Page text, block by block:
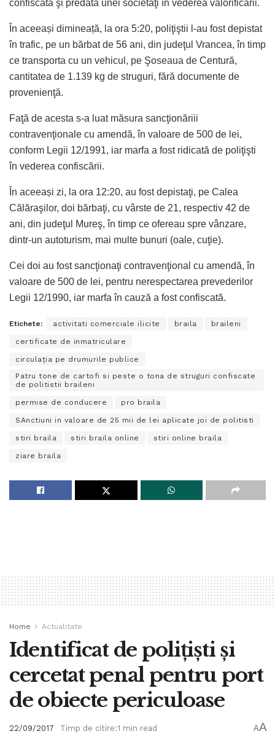
confiscată şi predată unei societăţi în vederea valorificării.
În aceeași dimineață, la ora 5:20, poliţiştii l-au fost depistat
în trafic, pe un bărbat de 56 ani, din judeţul Vrancea, în timp
ce transporta cu un vehicul, pe Şoseaua de Centură,
cantitatea de 1.139 kg de struguri, fără documente de
provenienţă.
Faţă de acesta s-a luat măsura sancţionăriii
contravenţionale cu amendă, în valoare de 500 de lei,
conform Legii 12/1991, iar marfa a fost ridicată de poliţişti
în vederea confiscării.
În aceeași zi, la ora 12:20, au fost depistaţi, pe Calea
Călăraşilor, doi bărbaţi, cu vârste de 21, respectiv 42 de
ani, din judeţul Mureş, în timp ce ofereau spre vânzare,
dintr-un autoturism, mai multe bunuri (oale, cuţie).
Cei doi au fost sancţionaţi contravenţional cu amendă, în
valoare de 500 de lei, pentru nerespectarea prevederilor
Legii 12/1990, iar marfa în cauză a fost confiscată.
Etichete: activitati comerciale ilicite braila braileni
certificate de inmatriculare
circulaţia pe drumurile publice
Patru tone de cartofi si peste o tona de struguri confiscate
de politistii braileni
permise de conducere pro braila
SAnctiuni in valoare de 25 mii de lei aplicate joi de politisti
stiri braila stiri braila online stiri online braila
ziare braila
Home Actualitate
Identificat de poliţişti şi
cercetat penal pentru port
de obiecte periculoase
22/09/2017 Timp de citire:1 min read AA